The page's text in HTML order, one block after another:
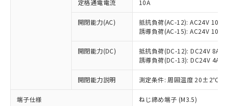
定格通電電流 10A
開閉能力(AC)
抵抗負荷(AC-12): AC24V 10A/
誘導負荷(AC-15): AC24V
開閉能力(DC)
抵抗負荷(DC-12): DC24V 8A/
誘導負荷(DC-13): DC24V 4A/
開閉能力説明 測定条件: 周囲温度 20±2℃、
端子仕様 ねじ締め端子 (M3.5)
ご利用条件
対応済み：EU RoHS指令（10物質）の
非含有に対応した製品が提供可能な商品で
対応予定：EU RoHS指令（10物質）の非含
有に対応した製品に切り替える予定のある
対応予定なし：EU RoHS指令（10物質）の